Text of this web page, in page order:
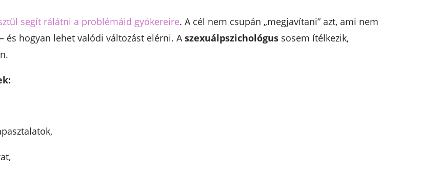
segít rálátni a problémáid gyökereire. A cél nem csupán „megjavítani” azt, ami nem
hogyan lehet valódi változást elérni. Aszexuálpszichológussosem ítélkezik,